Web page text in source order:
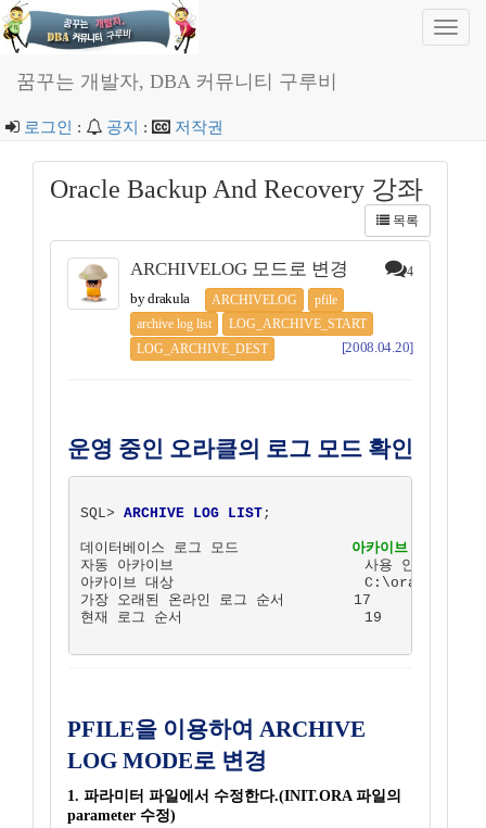
꿈꾸는 개발자, DBA 커뮤니티 구루비
로그인 : 공지 : 저작권
Oracle Backup And Recovery 강좌
목록
ARCHIVELOG 모드로 변경 4
by drakula ARCHIVELOG
pfile
archive log list
LOG_ARCHIVE_START
LOG_ARCHIVE_DEST
[2008.04.20]
운영 중인 오라클의 로그 모드 확인
SQL> ARCHIVE LOG LIST;
데이터베이스 로그 모드 아카이브 모드가 아
자동 아카이브                      사용 안함
아카이브 대상
가장 오래된 온라인 로그 순서        17
현재 로그 순서                     19
PFILE을 이용하여 ARCHIVE
LOG MODE로 변경
1. 파라미터 파일에서 수정한다.(INIT.ORA 파일의
parameter 수정)